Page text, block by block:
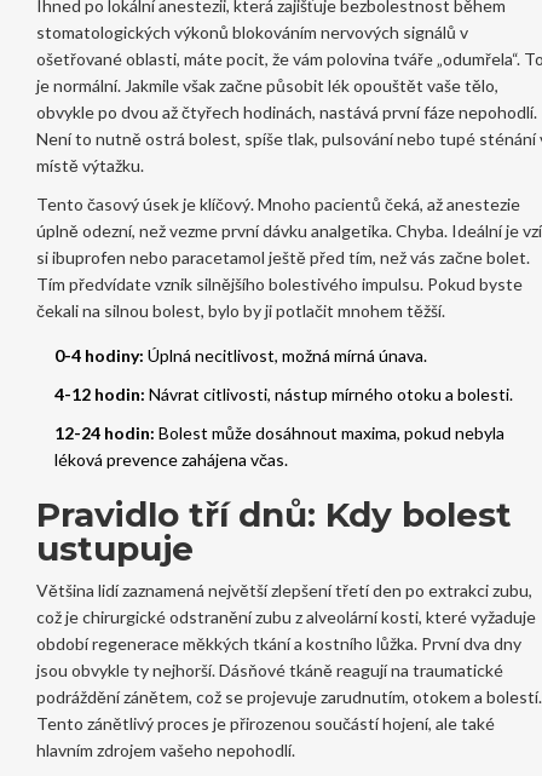
Ihned po lokální anestezii, která zajišťuje bezbolestnost během
stomatologických výkonů blokováním nervových signálů v
ošetřované oblasti, máte pocit, že vám polovina tváře „odumřela“.
je normální. Jakmile však začne působit lék opouštět vaše tělo,
obvykle po dvou až čtyřech hodinách, nastává první fáze nepohodlí.
Není to nutně ostrá bolest, spíše tlak, pulsování nebo tupé sténání
místě výtažku.
Tento časový úsek je klíčový. Mnoho pacientů čeká, až anestezie
úplně odezní, než vezme první dávku analgetika. Chyba. Ideální je
si ibuprofen nebo paracetamol ještě před tím, než vás začne bolet.
Tím předvídate vznik silnějšího bolestivého impulsu. Pokud byste
čekali na silnou bolest, bylo by ji potlačit mnohem těžší.
0-4 hodiny: Úplná necitlivost, možná mírná únava.
4-12 hodin: Návrat citlivosti, nástup mírného otoku a bolesti.
12-24 hodin: Bolest může dosáhnout maxima, pokud nebyla
léková prevence zahájena včas.
Pravidlo tří dnů: Kdy bolest
ustupuje
Většina lidí zaznamená největší zlepšení třetí den po extrakci zubu,
což jechirurgické odstranění zubu z alveolární kosti, které vyžaduje
období regenerace měkkých tkání a kostního lůžka. První dva dny
jsou obvykle ty nejhorší. Dásňové tkáně reagují na traumatické
podráždění zánětem, což se projevuje zarudnutím, otokem a bolestí.
Tento zánětlivý proces je přirozenou součástí hojení, ale také
hlavním zdrojem vašeho nepohodlí.